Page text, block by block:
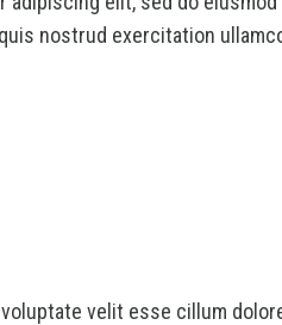
nostrud exercitation
velit esse cillum